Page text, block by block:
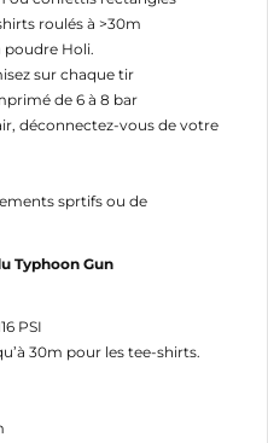
roulés à >30m
poudre Holi.
sur chaque tir
de 6 à 8 bar
déconnectez-vous de votre
sprtifs ou de
Typhoon Gun
PSI
30m pour les tee-shirts.